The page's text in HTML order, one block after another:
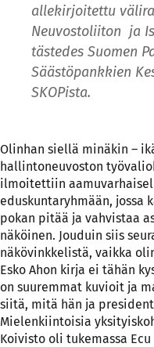
allekirjoitettu
Neuvostoliiton ja
tästedes Suomen
Säästöpankkien
SKOPista.
Olinhan siellä minäkin –
hallintoneuvoston
ilmoitettiin
eduskuntaryhmään, jossa
pokan pitää ja vahvistaa
näköinen. Jouduin siis
näkövinkkelistä, vaikka
Esko Ahon kirja ei tähän
on suuremmat kuvioit ja
siitä, mitä hän ja
Mielenkiintoisia
Koivisto oli tukemassa